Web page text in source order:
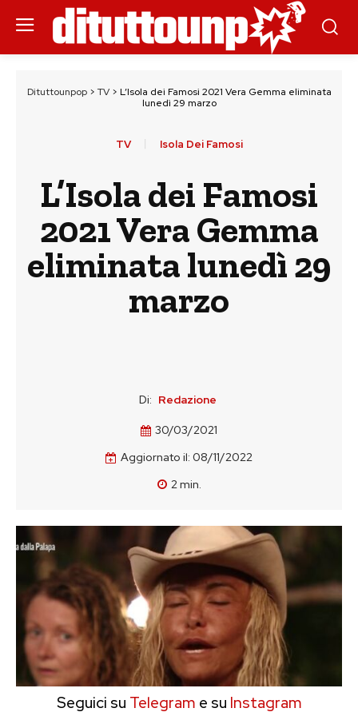
Dituttounpop> TV> L’Isola dei Famosi 2021 Vera Gemma eliminata
lunedì 29 marzo
TV Isola Dei Famosi
L’Isola dei Famosi
2021 Vera Gemma
eliminata lunedì 29
marzo
Di: Redazione
30/03/2021
Aggiornato il: 08/11/2022
2min.
Seguici su Telegram e su Instagram